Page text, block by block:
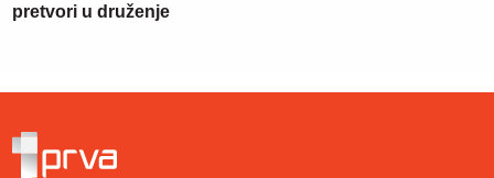
pretvori u druženje